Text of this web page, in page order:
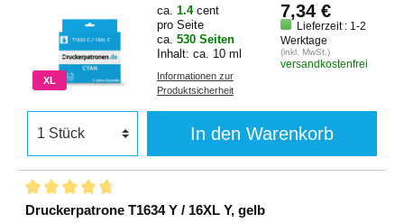
XL
ca. 1.4 cent
pro Seite
ca. 530 Seiten
Inhalt: ca. 10 ml
Informationen zur
Produktsicherheit
7,34 €
Lieferzeit : 1-2
Werktage
(inkl. MwSt.)
versandkostenfrei
In den Warenkorb
Druckerpatrone T1634 Y / 16XL Y, gelb